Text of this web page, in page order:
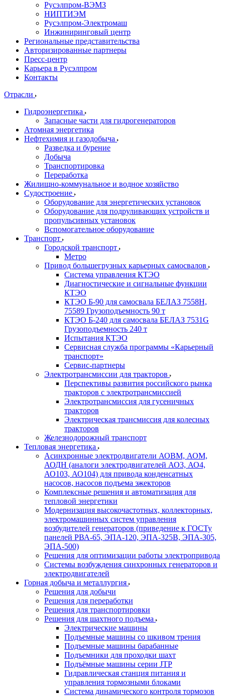
Русэлпром-ВЭМЗ
НИПТИЭМ
Русэлпром-Электромаш
Инжиниринговый центр
Региональные представительства
Авторизированные партнеры
Пресс-центр
Карьера в Русэлпром
Контакты
Отрасли
Гидроэнергетика
Запасные части для гидрогенераторов
Атомная энергетика
Нефтехимия и газодобыча
Разведка и бурение
Добыча
Транспортировка
Переработка
Жилищно-коммунальное и водное хозяйство
Судостроение
Оборудование для энергетических установок
Оборудование для подруливающих устройств и
пропульсивных установок
Вспомогательное оборудование
Транспорт
Городской транспорт
Метро
Привод большегрузных карьерных самосвалов
Система управления КТЭО
Диагностические и сигнальные функции
КТЭО
КТЭО Б-90 для самосвала БЕЛАЗ 7558H,
75589 Грузоподъемность 90 т
КТЭО Б-240 для самосвала БЕЛАЗ 7531G
Грузоподъемность 240 т
Испытания КТЭО
Сервисная служба программы «Карьерный
транспорт»
Сервис-партнеры
Электротрансмиссии для тракторов
Перспективы развития российского рынка
тракторов с электротрансмиссией
Электротрансмиссия для гусеничных
тракторов
Электрическая трансмиссия для колесных
тракторов
Железнодорожный транспорт
Тепловая энергетика
Асинхронные электродвигатели АОВМ, АОМ,
АОДН (аналоги электродвигателей АО3, АО4,
АО103, АО104) для привода конденсатных
насосов, насосов подъема эжекторов
Комплексные решения и автоматизация для
тепловой энергетики
Модернизация высокочастотных, коллекторных,
электромашинных систем управления
возбудителей генераторов (приведение к ГОСТу
панелей РВА-65, ЭПА-120, ЭПА-325В, ЭПА-305,
ЭПА-500)
Решения для оптимизации работы электропривода
Системы возбуждения синхронных генераторов и
электродвигателей
Горная добыча и металлургия
Решения для добычи
Решения для переработки
Решения для транспортировки
Решения для шахтного подъема
Электрические машины
Подъемные машины со шкивом трения
Подъемные машины барабанные
Подъемники для проходки шахт
Подъёмные машины серии JTP
Гидравлическая станция питания и
управления тормозными блоками
Система динамического контроля тормозов